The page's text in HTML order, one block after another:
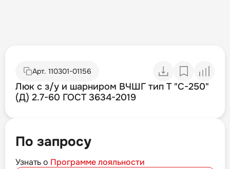
Арт. 110301-01156
Люк с з/у и шарниром ВЧШГ тип Т "С-250"
(Д) 2.7-60 ГОСТ 3634-2019
По запросу
Узнать о Программе лояльности